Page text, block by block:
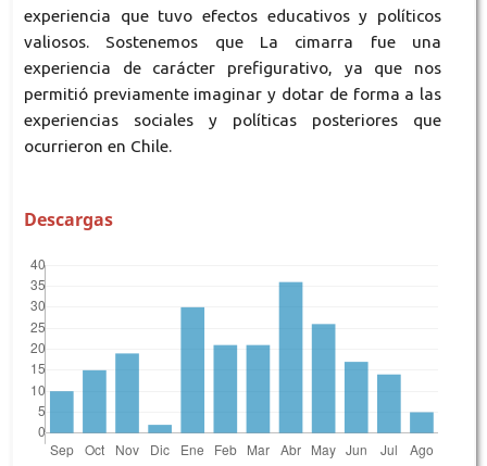
experiencia que tuvo efectos educativos y políticos
valiosos. Sostenemos que La cimarra fue una
experiencia de carácter prefigurativo, ya que nos
permitió previamente imaginar y dotar de forma a las
experiencias sociales y políticas posteriores que
ocurrieron en Chile.
Descargas